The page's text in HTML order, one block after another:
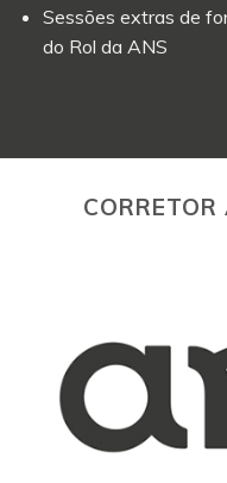
Sessões extras de
do Rol da ANS